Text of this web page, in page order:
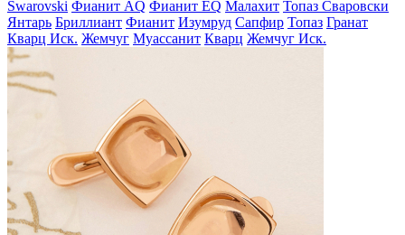
Swarovski Фианит AQ Фианит EQ Малахит Топаз Сваровски
Янтарь Бриллиант Фианит Изумруд Сапфир Топаз Гранат
Кварц Иск. Жемчуг Муассанит Кварц Жемчуг Иск.